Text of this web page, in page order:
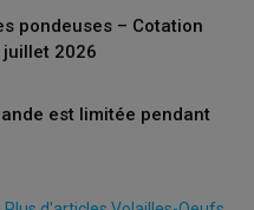
pondeuses – Cotation
2026
est limitée pendant